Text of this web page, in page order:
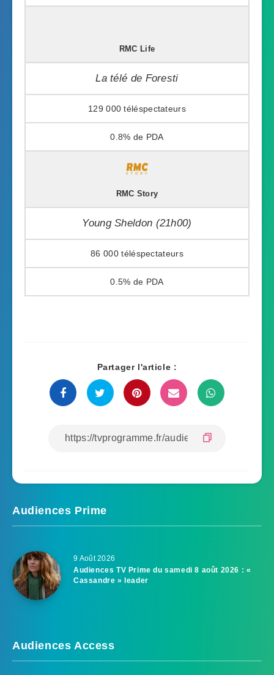
RMC Life
La télé de Foresti
129 000
0.8%
RMC Story
Young Sheldon (21h00)
86 000
0.5%
Partager l'article :
Audiences Prime
9 Août 2026
Audiences TV Prime du samedi 8 août 2026 : «
Cassandre » leader
Audiences Access